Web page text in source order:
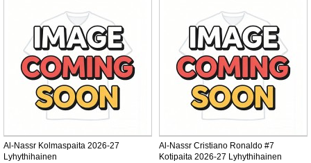
Al-Nassr Kolmaspaita 2026-27
Lyhythihainen
Al-Nassr Cristiano Ronaldo #7
Kotipaita 2026-27 Lyhythihainen